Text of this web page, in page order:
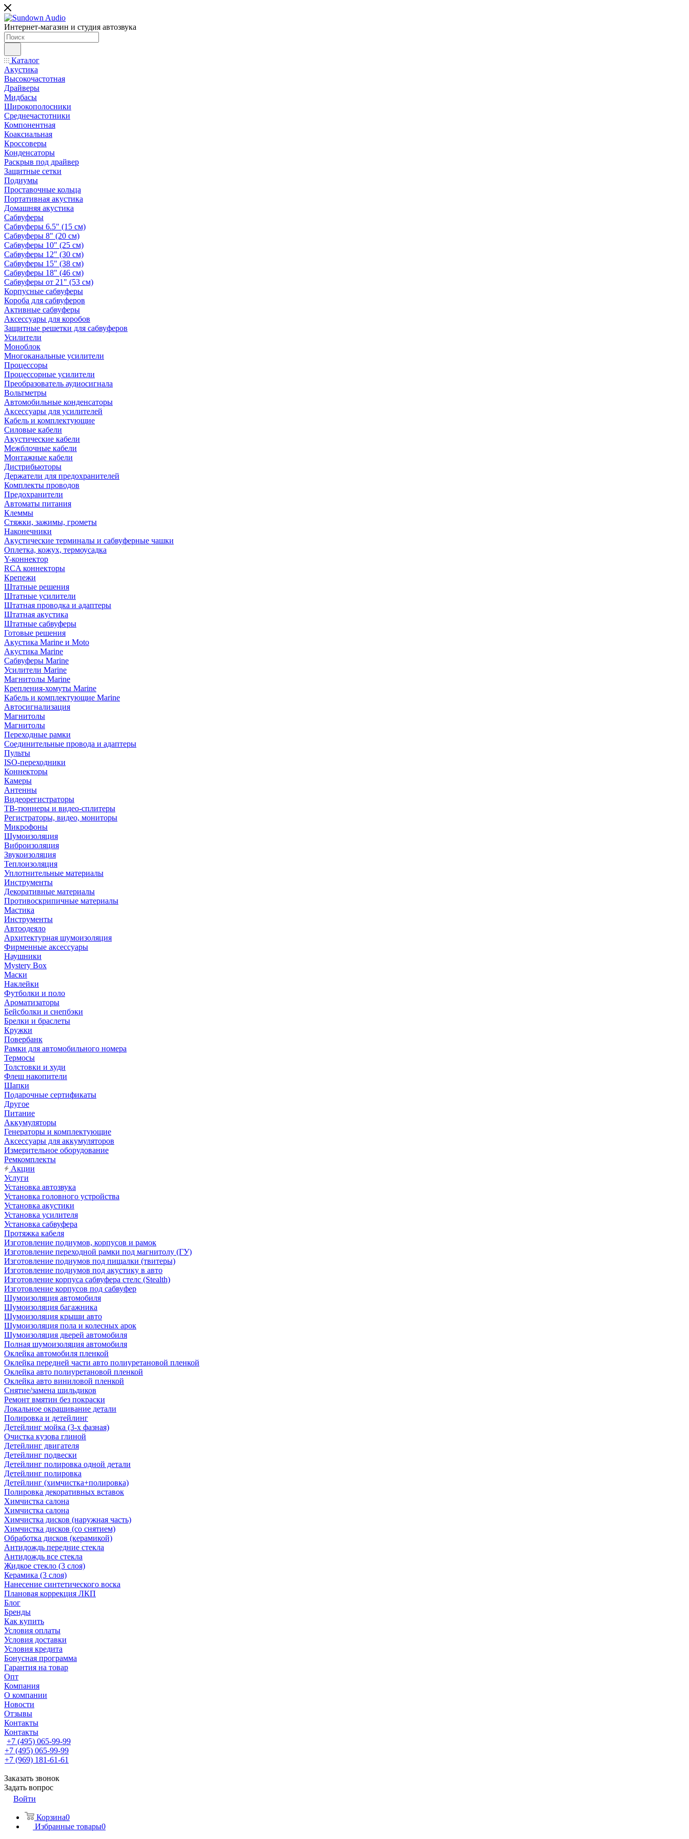
Интернет-магазин и студия автозвука
Каталог
Акустика
Высокочастотная
Драйверы
Мидбасы
Широкополосники
Среднечастотники
Компонентная
Коаксиальная
Кроссоверы
Конденсаторы
Раскрыв под драйвер
Защитные сетки
Подиумы
Проставочные кольца
Портативная акустика
Домашняя акустика
Сабвуферы
Сабвуферы 6.5" (15 см)
Сабвуферы 8" (20 см)
Сабвуферы 10" (25 см)
Сабвуферы 12" (30 см)
Сабвуферы 15" (38 см)
Сабвуферы 18" (46 см)
Сабвуферы от 21" (53 см)
Корпусные сабвуферы
Короба для сабвуферов
Активные сабвуферы
Аксессуары для коробов
Защитные решетки для сабвуферов
Усилители
Моноблок
Многоканальные усилители
Процессоры
Процессорные усилители
Преобразователь аудиосигнала
Вольтметры
Автомобильные конденсаторы
Аксессуары для усилителей
Кабель и комплектующие
Силовые кабели
Акустические кабели
Межблочные кабели
Монтажные кабели
Дистрибьюторы
Держатели для предохранителей
Комплекты проводов
Предохранители
Автоматы питания
Клеммы
Стяжки, зажимы, грометы
Наконечники
Акустические терминалы и сабвуферные чашки
Оплетка, кожух, термоусадка
Y-коннектор
RCA коннекторы
Крепежи
Штатные решения
Штатные усилители
Штатная проводка и адаптеры
Штатная акустика
Штатные сабвуферы
Готовые решения
Акустика Marine и Moto
Акустика Marine
Сабвуферы Marine
Усилители Marine
Магнитолы Marine
Крепления-хомуты Marine
Кабель и комплектующие Marine
Автосигнализация
Магнитолы
Магнитолы
Переходные рамки
Соединительные провода и адаптеры
Пульты
ISO-переходники
Коннекторы
Камеры
Антенны
Видеорегистраторы
ТВ-тюннеры и видео-сплитеры
Регистраторы, видео, мониторы
Микрофоны
Шумоизоляция
Виброизоляция
Звукоизоляция
Теплоизоляция
Уплотнительные материалы
Инструменты
Декоративные материалы
Противоскрипичные материалы
Мастика
Инструменты
Автоодеяло
Архитектурная шумоизоляция
Фирменные аксессуары
Наушники
Mystery Box
Маски
Наклейки
Футболки и поло
Ароматизаторы
Бейсболки и снепбэки
Брелки и браслеты
Кружки
Повербанк
Рамки для автомобильного номера
Термосы
Толстовки и худи
Флеш накопители
Шапки
Подарочные сертификаты
Другое
Питание
Аккумуляторы
Генераторы и комплектующие
Аксессуары для аккумуляторов
Измерительное оборудование
Ремкомплекты
Акции
Услуги
Установка автозвука
Установка головного устройства
Установка акустики
Установка усилителя
Установка сабвуфера
Протяжка кабеля
Изготовление подиумов, корпусов и рамок
Изготовление переходной рамки под магнитолу (ГУ)
Изготовление подиумов под пищалки (твитеры)
Изготовление подиумов под акустику в авто
Изготовление корпуса сабвуфера стелс (Stealth)
Изготовление корпусов под сабвуфер
Шумоизоляция автомобиля
Шумоизоляция багажника
Шумоизоляция крыши авто
Шумоизоляция пола и колесных арок
Шумоизоляция дверей автомобиля
Полная шумоизоляция автомобиля
Оклейка автомобиля пленкой
Оклейка передней части авто полиуретановой пленкой
Оклейка авто полиуретановой пленкой
Оклейка авто виниловой пленкой
Снятие/замена шильдиков
Ремонт вмятин без покраски
Локальное окрашивание детали
Полировка и детейлинг
Детейлинг мойка (3-х фазная)
Очистка кузова глиной
Детейлинг двигателя
Детейлинг подвески
Детейлинг полировка одной детали
Детейлинг полировка
Детейлинг (химчистка+полировка)
Полировка декоративных вставок
Химчистка салона
Химчистка салона
Химчистка дисков (наружная часть)
Химчистка дисков (со снятием)
Обработка дисков (керамикой)
Антидождь передние стекла
Антидождь все стекла
Жидкое стекло (3 слоя)
Керамика (3 слоя)
Нанесение синтетического воска
Плановая коррекция ЛКП
Блог
Бренды
Как купить
Условия оплаты
Условия доставки
Условия кредита
Бонусная программа
Гарантия на товар
Опт
Компания
О компании
Новости
Отзывы
Контакты
Контакты
+7 (495) 065-99-99
+7 (495) 065-99-99
+7 (969) 181-61-61
Заказать звонок
Задать вопрос
Войти
Корзина0
Избранные товары0